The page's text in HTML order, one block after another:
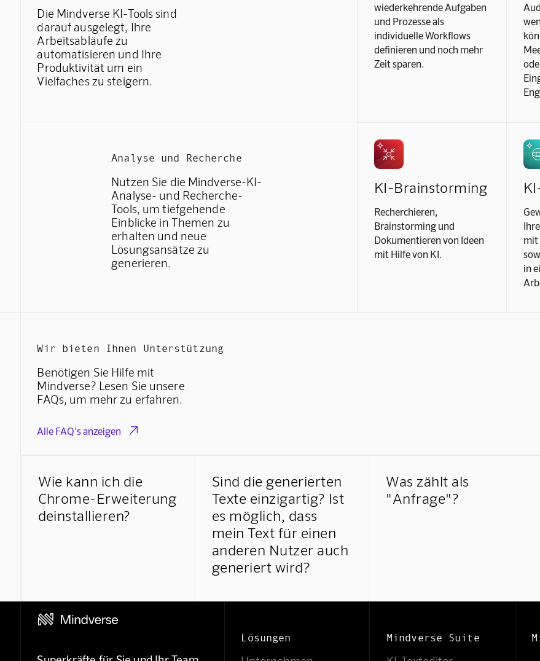
Die Mindverse KI-Tools sind
darauf ausgelegt, Ihre
Arbeitsabläufe zu
automatisieren und Ihre
Produktivität um ein
Vielfaches zu steigern.
wiederkehrende Aufgaben
und Prozesse als
individuelle Workflows
definieren und noch mehr
Zeit sparen.
Analyse und Recherche
Nutzen Sie die Mindverse-KI-
Analyse- und Recherche-
Tools, um tiefgehende
Einblicke in Themen zu
erhalten und neue
Lösungsansätze zu
generieren.
KI-Brainstorming
Recherchieren,
Brainstorming und
Dokumentieren von Ideen
mit Hilfe von KI.
mit
in
Wir bieten Ihnen Unterstützung
Benötigen Sie Hilfe mit
Mindverse? Lesen Sie unsere
FAQs, um mehr zu erfahren.
Alle FAQ's anzeigen 
Wie kann ich die
Chrome-Erweiterung
deinstallieren?
Sind die generierten
Texte einzigartig? Ist
es möglich, dass
mein Text für einen
anderen Nutzer auch
generiert wird?
Was zählt als
"Anfrage"?
Lösungen Mindverse Suite